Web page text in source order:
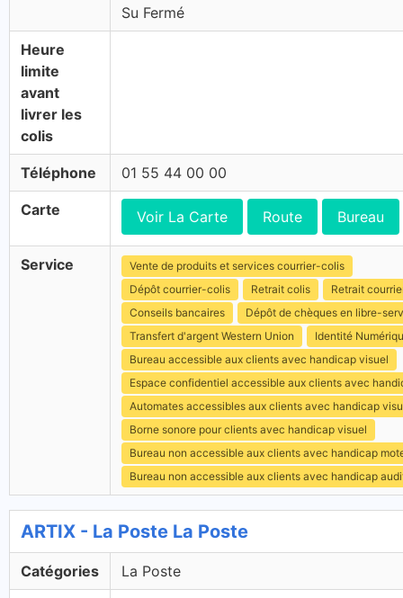
Su Fermé
Heure
limite
avant
livrer les
colis
Téléphone 01 55 44 00 00
Carte Voir La Carte Route Bureau
Service
Vente de produits et services courrier-colis
Dépôt courrier-colis
Retrait colis
Retrait
Conseils bancaires
Dépôt de chèques en libre-
Transfert d'argent Western Union
Identité
Bureau accessible aux clients avec handicap visuel
Espace confidentiel accessible aux clients avec
Automates accessibles aux clients avec handicap
Borne sonore pour clients avec handicap visuel
Bureau non accessible aux clients avec handicap
Bureau non accessible aux clients avec handicap
ARTIX - La Poste La Poste
Catégories La Poste